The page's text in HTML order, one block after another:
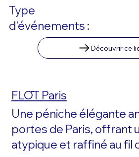
Type
d'événements :
Découvrir ce
FLŌT Paris
Une péniche élégante
portes de Paris, offrant
atypique et raffiné au fil